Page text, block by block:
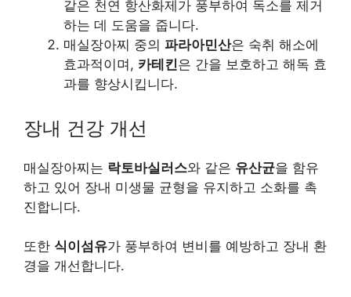
같은 천연 항산화제가 풍부하여 독소를 제거
하는 데 도움을 줍니다.
매실장아찌 중의 파라아민산은 숙취 해소에
효과적이며, 카테킨은 간을 보호하고 해독 효
과를 향상시킵니다.
장내 건강 개선
매실장아찌는 락토바실러스와 같은 유산균을 함유
하고 있어 장내 미생물 균형을 유지하고 소화를 촉
진합니다.
또한 식이섬유가 풍부하여 변비를 예방하고 장내 환
경을 개선합니다.